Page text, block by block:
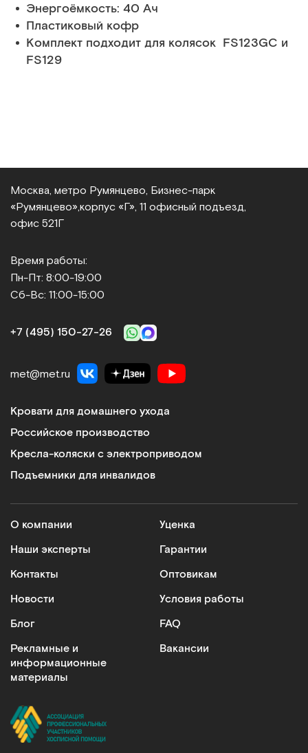
Энергоёмкость: 40 Ач
Пластиковый кофр
Комплект подходит для колясок FS123GC и
FS129
Москва, метро Румянцево, Бизнес‑парк
«Румянцево», корпус «Г», 11 офисный подъезд,
офис 521Г
Время работы:
Пн-Пт: 8:00-19:00
Сб-Вс: 11:00-15:00
+7 (495) 150‑27‑26
met@met.ru
Кровати для домашнего ухода
Российское производство
Кресла-коляски с электроприводом
Подъемники для инвалидов
О компании
Наши эксперты
Контакты
Новости
Блог
Рекламные и
информационные
материалы
Уценка
Гарантии
Оптовикам
Условия работы
FAQ
Вакансии